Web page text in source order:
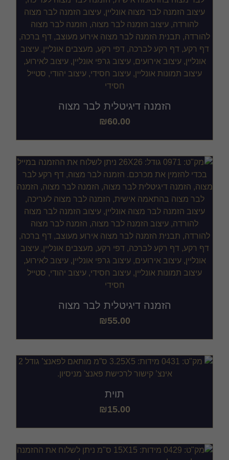
הזמנה דיגיטלית לבר מצוה
₪60.00
הזמנה דיגיטלית לבר מצוה
₪55.00
תוית
₪15.00